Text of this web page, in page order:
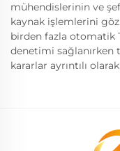
mühendislerinin ve
kaynak işlemlerini
birden fazla otomatik
denetimi
kararlar ayrıntılı